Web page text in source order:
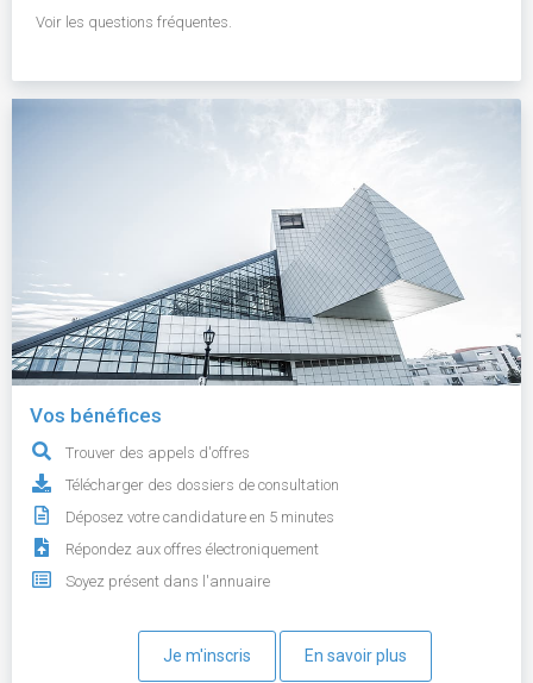
Voir les questions fréquentes.
Vos bénéfices
Trouver des appels d'offres
Télécharger des dossiers de consultation
Déposez votre candidature en 5 minutes
Répondez aux offres électroniquement
Soyez présent dans l'annuaire
Je m'inscris En savoir plus